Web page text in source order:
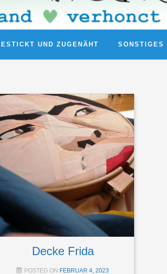
UND ZUGENÄHT SONSTIGES
Decke Frida
POSTED ON FEBRUAR 4, 2023